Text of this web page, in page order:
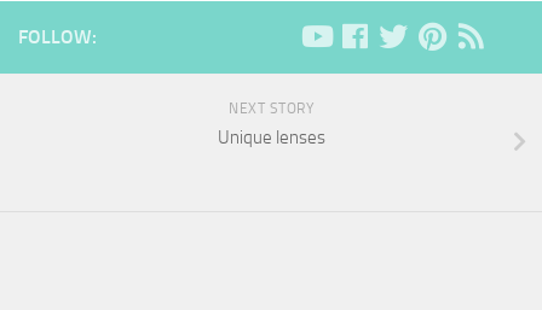
FOLLOW:
NEXT STORY
Unique lenses